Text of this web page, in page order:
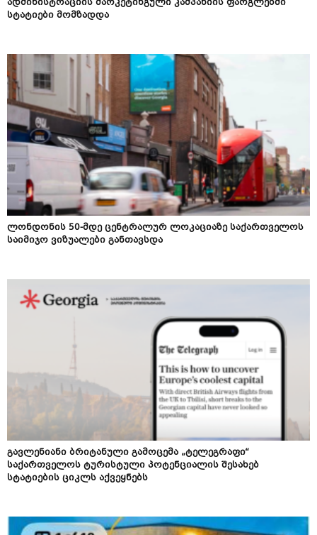
ადმინისტრაციის მარკეტინგული კამპანიის ფარგლებში
სტატიები მომზადდა
ლონდონის 50-მდე ცენტრალურ ლოკაციაზე საქართველოს
საიმიჯო ვიზუალები განთავსდა
გავლენიანი ბრიტანული გამოცემა „ტელეგრაფი“
საქართველოს ტურისტული პოტენციალის შესახებ
სტატიების ციკლს აქვეყნებს